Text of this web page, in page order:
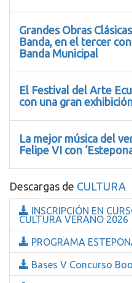
Grandes Obras
Banda, en el tercer
Banda Municipal
El Festival del Arte
con una gran
La mejor música del
Felipe VI con
Descargas de CULTURA
INSCRIPCIÓN EN
CULTURA VERANO 2026
PROGRAMA
Bases V Concurso